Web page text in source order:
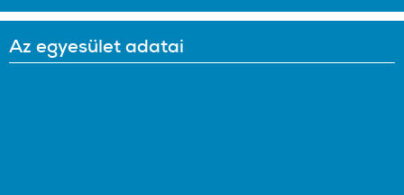
Az egyesület adatai